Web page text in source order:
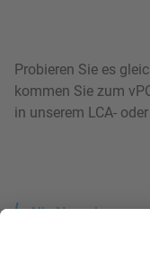
Probieren Sie es
kommen Sie zum
in unserem LCA-
Alle News lesen